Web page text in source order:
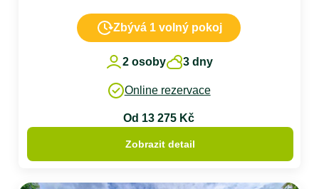
Zbývá 1 volný pokoj
2 osoby 3 dny
Online rezervace
Od 13 275 Kč
Zobrazit detail